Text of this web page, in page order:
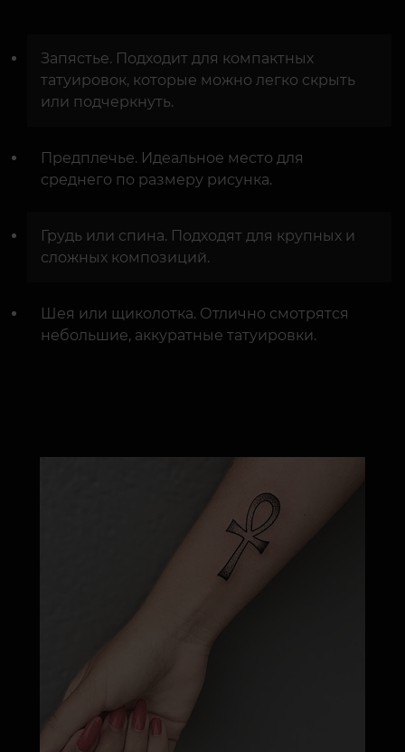
Запястье. Подходит для компактных
татуировок, которые можно легко скрыть
или подчеркнуть.
Предплечье. Идеальное место для
среднего по размеру рисунка.
Грудь или спина. Подходят для крупных и
сложных композиций.
Шея или щиколотка. Отлично смотрятся
небольшие, аккуратные татуировки.